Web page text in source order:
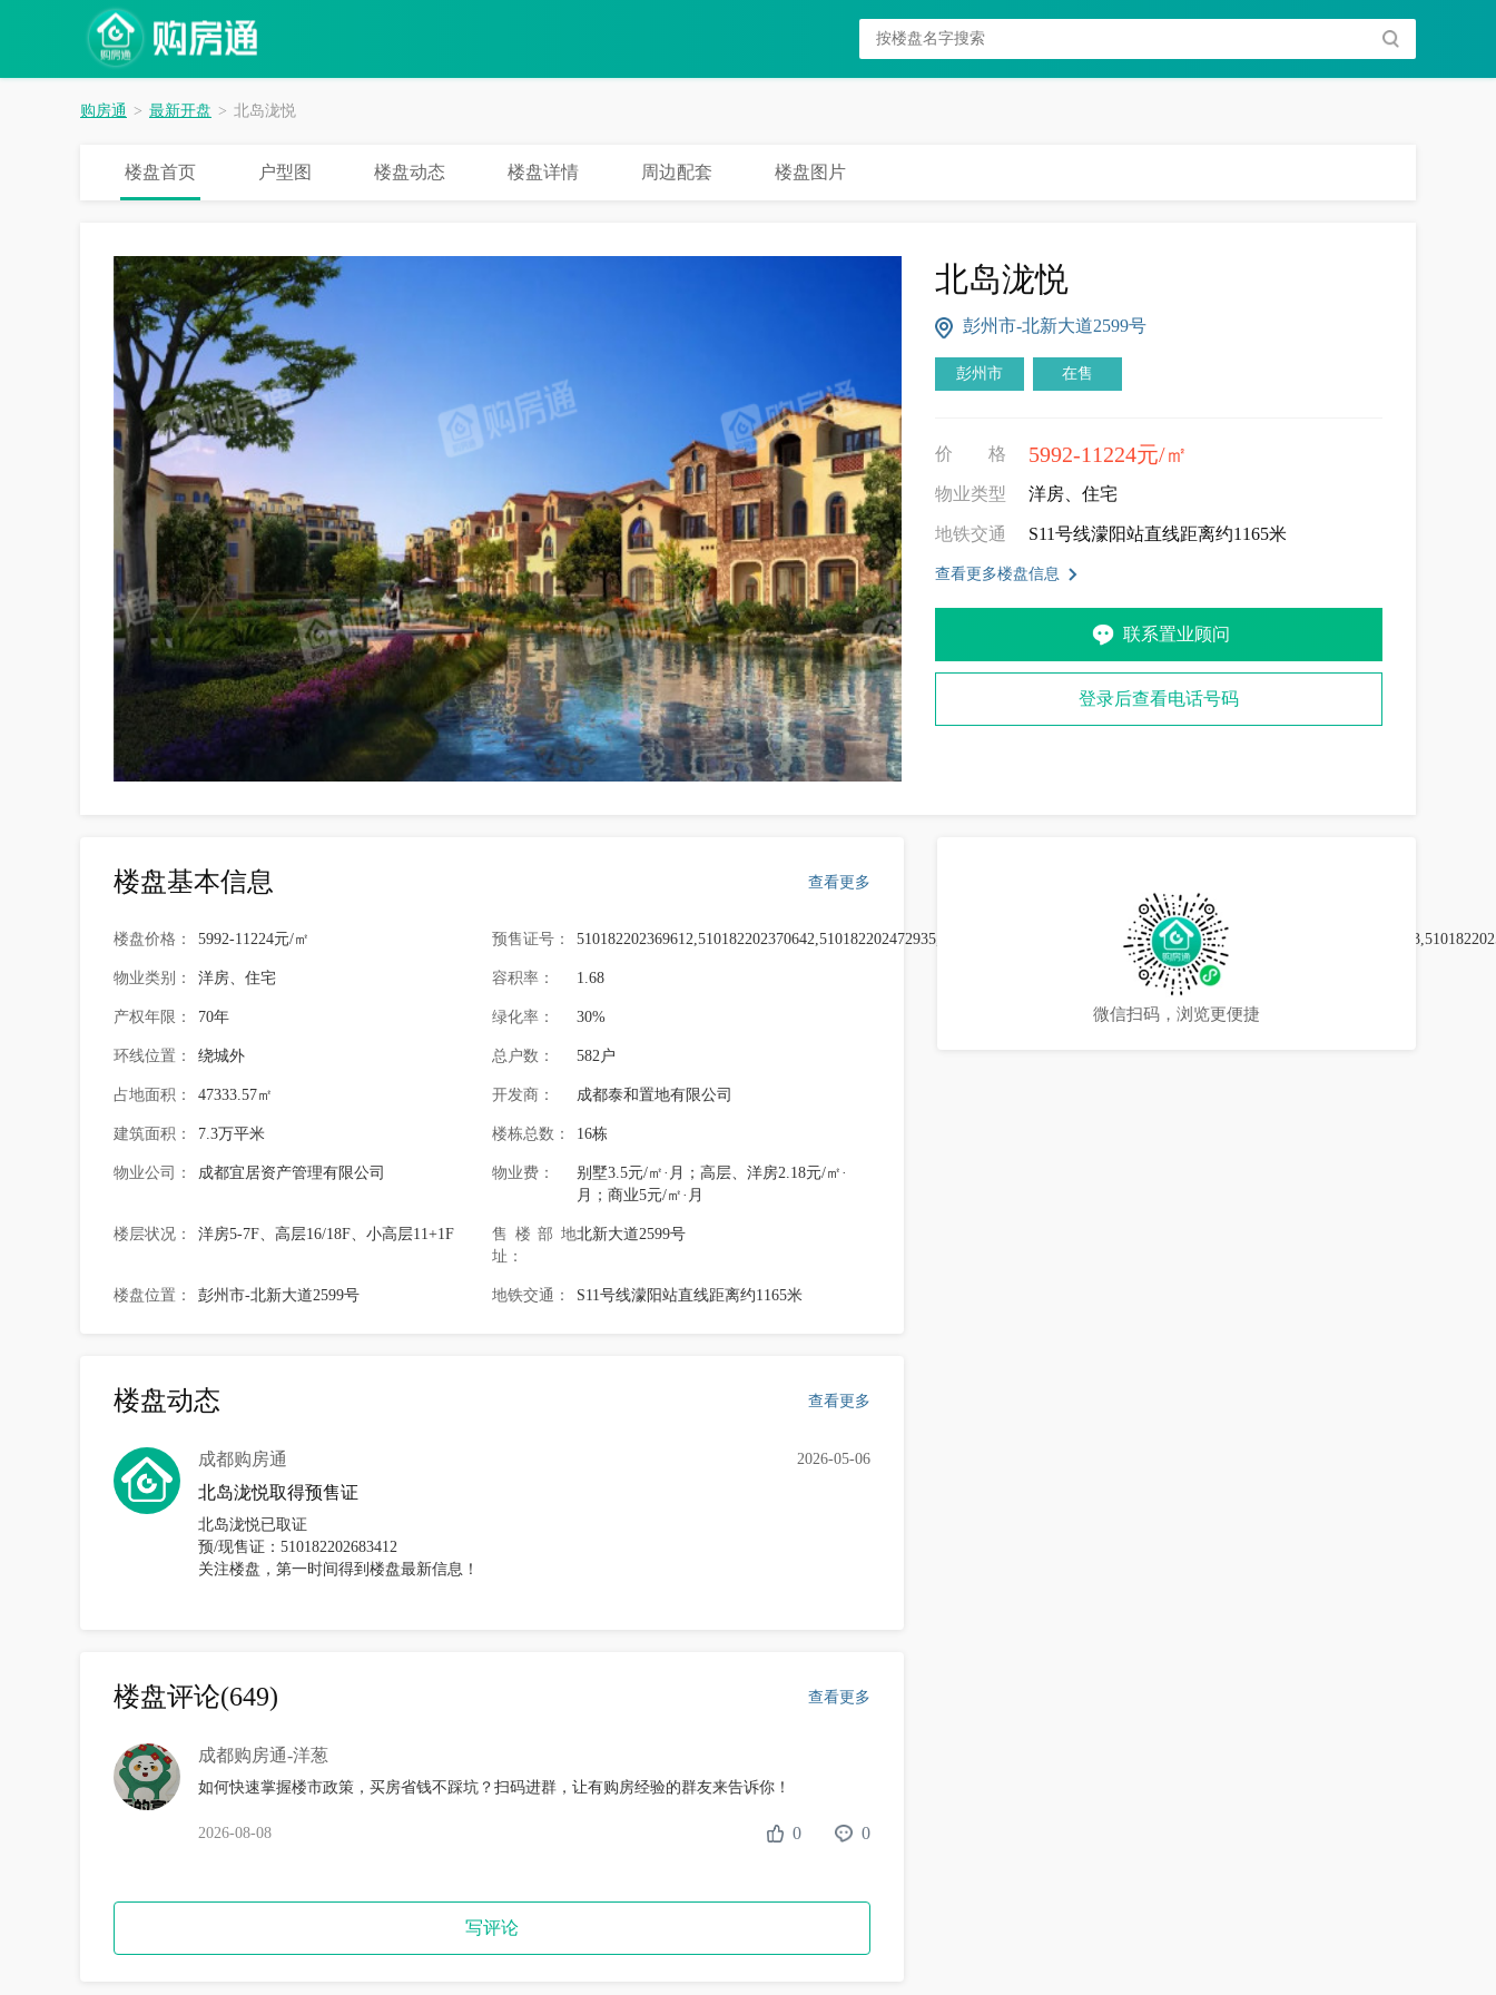
购房通 > 最新开盘 > 北岛泷悦
楼盘首页 户型图 楼盘动态 楼盘详情 周边配套 楼盘图片
北岛泷悦
彭州市-北新大道2599号
彭州市 在售
价格5992-11224元/㎡
物业类型 洋房、住宅
地铁交通 S11号线濛阳站直线距离约1165米
查看更多楼盘信息
联系置业顾问
登录后查看电话号码
楼盘基本信息 查看更多
楼盘价格： 5992-11224元/㎡ 预售证号：
物业类别： 洋房、住宅 容积率： 1.68
产权年限： 70年 绿化率： 30%
环线位置： 绕城外 总户数： 582户
占地面积： 47333.57㎡ 开发商： 成都泰和置地有限公司
建筑面积： 7.3万平米 楼栋总数： 16栋
物业公司： 成都宜居资产管理有限公司 物业费：
别墅3.5元/㎡·月；高层、洋房2.18元/㎡·
月；商业5元/㎡·月
楼层状况： 洋房5-7F、高层16/18F、小高层11+1F
售楼部地
址：
北新大道2599号
楼盘位置： 彭州市-北新大道2599号 地铁交通： S11号线濛阳站直线距离约1165米
楼盘动态 查看更多
成都购房通 2026-05-06
北岛泷悦取得预售证
北岛泷悦已取证
预/现售证：510182202683412
关注楼盘，第一时间得到楼盘最新信息！
楼盘评论(649) 查看更多
成都购房通-洋葱
如何快速掌握楼市政策，买房省钱不踩坑？扫码进群，让有购房经验的群友来告诉你！
2026-08-08 0 0
写评论
微信扫码，浏览更便捷